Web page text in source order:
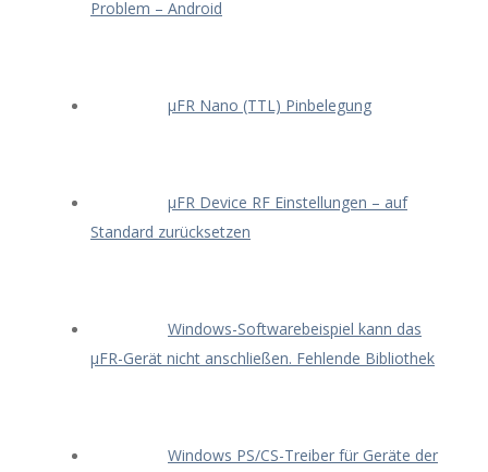
Problem – Android
μFR Nano (TTL) Pinbelegung
μFR Device RF Einstellungen – auf
Standard zurücksetzen
Windows-Softwarebeispiel kann das
μFR-Gerät nicht anschließen. Fehlende Bibliothek
Windows PS/CS-Treiber für Geräte der